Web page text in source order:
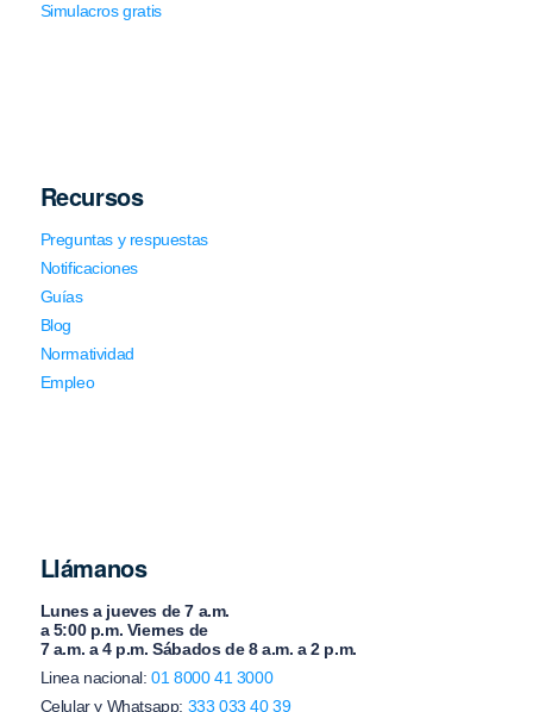
Simulacros gratis
Recursos
Preguntas y respuestas
Notificaciones
Guías
Blog
Normatividad
Empleo
Llámanos
Lunes a jueves de 7 a.m.
a 5:00 p.m. Viernes de
7 a.m. a 4 p.m. Sábados de 8 a.m. a 2 p.m.
Linea nacional:01 8000 41 3000
Celular y Whatsapp: 333 033 40 39